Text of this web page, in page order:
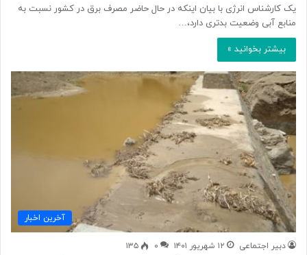
یک کارشناس انرژی با بیان اینکه در حال حاضر مصرف برق در کشور نسبت به
منابع آبی وضعیت بدتری دارد،…
بیشتر بخوانید »
آخرین اخبار
دبیر اجتماعی ۱۲ شهریور ۱۴۰۱ ۰ ۱۳۵